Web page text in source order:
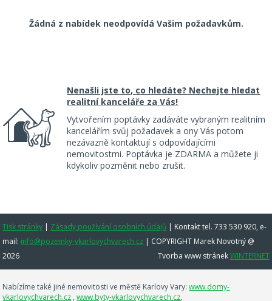
Žádná z nabídek neodpovídá Vašim požadavkům.
Nenašli jste to, co hledáte? Nechejte hledat
realitní kanceláře za Vás!
Vytvořením poptávky zadáváte vybraným realitním
kancelářím svůj požadavek a ony Vás potom
nezávazně kontaktují s odpovídajícími
nemovitostmi. Poptávka je ZDARMA a můžete ji
kdykoliv pozměnit nebo zrušit.
Tisk stránky | Zásady používání osobních údajů | Kontakt tel. 733 530 920, e-
mail: info@pozemky-vkarlovychvarech.cz | COPYRIGHT Marek Novotný @
2026
Tvorba www stránekWINTERNET
Nabízíme také jiné nemovitosti ve městě Karlovy Vary:www.domy-
vkarlovychvarech.cz ,www.byty-vkarlovychvarech.cz,